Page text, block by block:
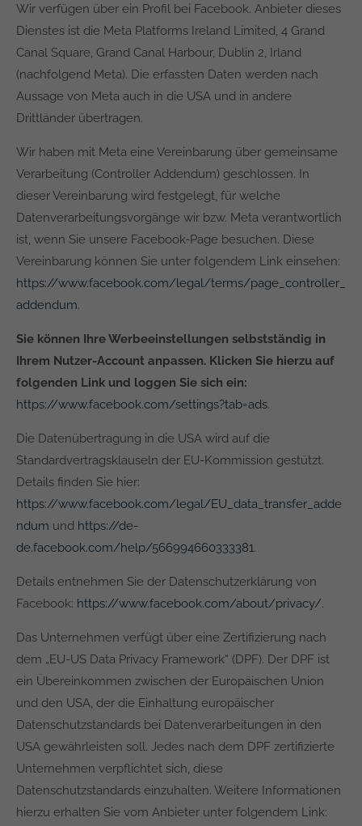
Wir verfügen über ein Profil bei Facebook. Anbieter dieses
Dienstes ist die Meta Platforms Ireland Limited, 4 Grand
Canal Square, Grand Canal Harbour, Dublin 2, Irland
(nachfolgend Meta). Die erfassten Daten werden nach
Aussage von Meta auch in die USA und in andere
Drittländer übertragen.
Wir haben mit Meta eine Vereinbarung über gemeinsame
Verarbeitung (Controller Addendum) geschlossen. In
dieser Vereinbarung wird festgelegt, für welche
Datenverarbeitungsvorgänge wir bzw. Meta verantwortlich
ist, wenn Sie unsere Facebook-Page besuchen. Diese
Vereinbarung können Sie unter folgendem Link einsehen:
https://www.facebook.com/legal/terms/page_controller_
addendum.
Sie können Ihre Werbeeinstellungen selbstständig in
Ihrem Nutzer-Account anpassen. Klicken Sie hierzu auf
folgenden Link und loggen Sie sich ein:
https://www.facebook.com/settings?tab=ads.
Die Datenübertragung in die USA wird auf die
Standardvertragsklauseln der EU-Kommission gestützt.
Details finden Sie hier:
https://www.facebook.com/legal/EU_data_transfer_adde
ndum und https://de-
de.facebook.com/help/566994660333381.
Details entnehmen Sie der Datenschutzerklärung von
Facebook: https://www.facebook.com/about/privacy/.
Das Unternehmen verfügt über eine Zertifizierung nach
dem „EU-US Data Privacy Framework“ (DPF). Der DPF ist
ein Übereinkommen zwischen der Europäischen Union
und den USA, der die Einhaltung europäischer
Datenschutzstandards bei Datenverarbeitungen in den
USA gewährleisten soll. Jedes nach dem DPF zertifizierte
Unternehmen verpflichtet sich, diese
Datenschutzstandards einzuhalten. Weitere Informationen
hierzu erhalten Sie vom Anbieter unter folgendem Link: